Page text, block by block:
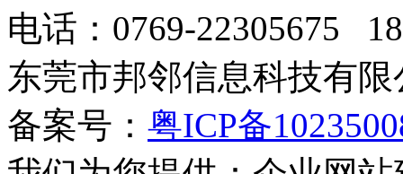
电话：0769-22305675
东莞市邦邻信息科技有
备案号： 粤ICP备